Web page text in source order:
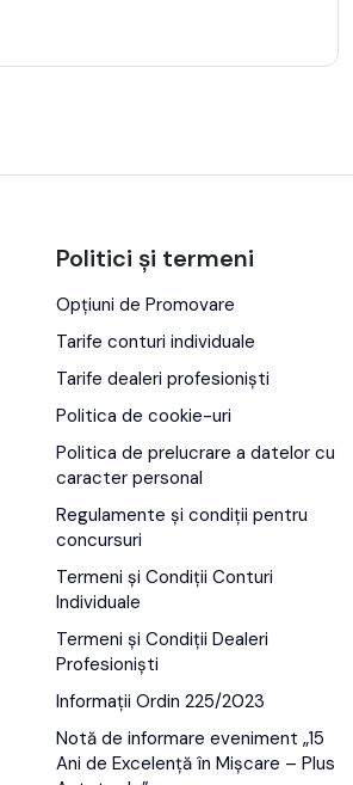
Politici și termeni
Opțiuni de Promovare
Tarife conturi individuale
Tarife dealeri profesioniști
Politica de cookie-uri
Politica de prelucrare a datelor cu
caracter personal
Regulamente și condiții pentru
concursuri
Termeni și Condiții Conturi
Individuale
Termeni și Condiții Dealeri
Profesioniști
Informații Ordin 225/2023
Notă de informare eveniment „15
Ani de Excelență în Mișcare – Plus